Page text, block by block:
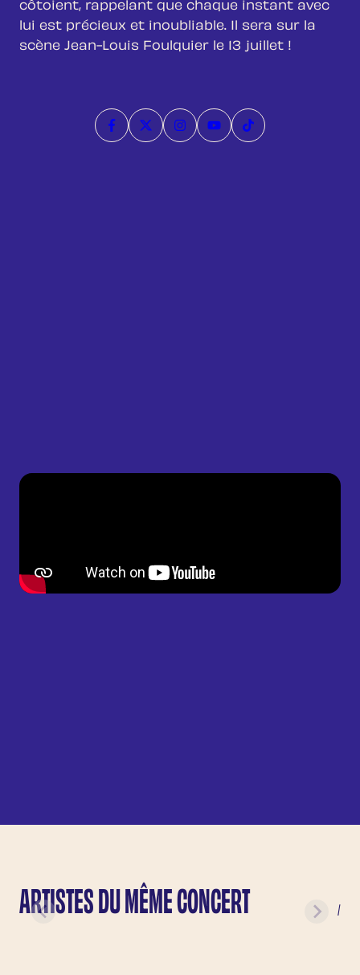
côtoient, rappelant que chaque instant avec
lui est précieux et inoubliable. Il sera sur la
scène Jean-Louis Foulquier le 13 juillet !
Page Facebook
Compte Twitter
Compte Instagram
Page Youtube
Compte Tiktok
ARTISTES DU MÊME CONCERT /